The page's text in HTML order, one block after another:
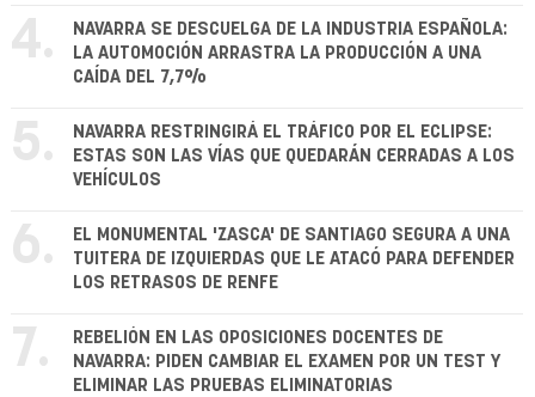
4.
NAVARRA SE DESCUELGA DE LA INDUSTRIA ESPAÑOLA:
LA AUTOMOCIÓN ARRASTRA LA PRODUCCIÓN A UNA
CAÍDA DEL 7,7%
5.
NAVARRA RESTRINGIRÁ EL TRÁFICO POR EL ECLIPSE:
ESTAS SON LAS VÍAS QUE QUEDARÁN CERRADAS A LOS
VEHÍCULOS
6.
EL MONUMENTAL 'ZASCA' DE SANTIAGO SEGURA A UNA
TUITERA DE IZQUIERDAS QUE LE ATACÓ PARA DEFENDER
LOS RETRASOS DE RENFE
7.
REBELIÓN EN LAS OPOSICIONES DOCENTES DE
NAVARRA: PIDEN CAMBIAR EL EXAMEN POR UN TEST Y
ELIMINAR LAS PRUEBAS ELIMINATORIAS